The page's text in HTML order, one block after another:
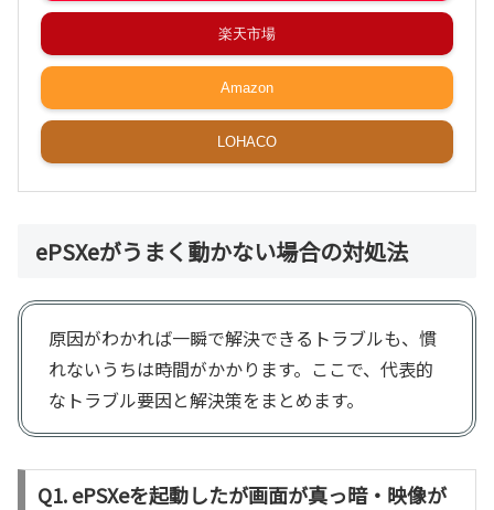
楽天市場
Amazon
LOHACO
ePSXeがうまく動かない場合の対処法
原因がわかれば一瞬で解決できるトラブルも、慣
れないうちは時間がかかります。ここで、代表的
なトラブル要因と解決策をまとめます。
Q1. ePSXeを起動したが画面が真っ暗・映像が